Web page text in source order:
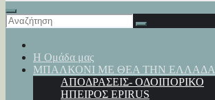
Η Ομάδα μας
ΜΠΑΛΚΟΝΙ ΜΕ ΘΕΑ ΤΗΝ ΕΛΛΑΔΑ
ΑΠΟΔΡΑΣΕΙΣ- ΟΔΟΙΠΟΡΙΚΟ
ΗΠΕΙΡΟΣ EPIRUS